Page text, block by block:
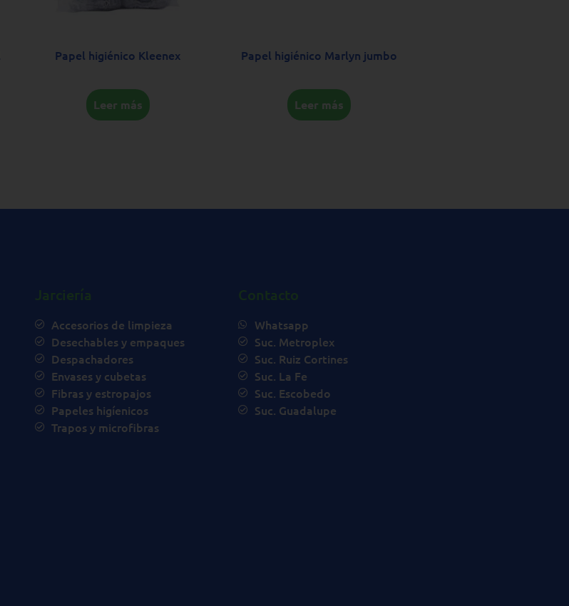
Papel higiénico Kleenex
Leer más
Papel higiénico Marlyn jumbo
Leer más
Accesorios de limpieza
Desechables y empaques
Despachadores
Envases y cubetas
Fibras y estropajos
Papeles higíenicos
Trapos y microfibras
Whatsapp
Suc. Metroplex
Suc. Ruiz Cortines
Suc. La Fe
Suc. Escobedo
Suc. Guadalupe